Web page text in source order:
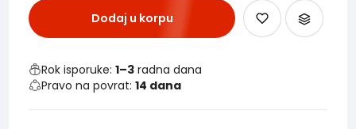
Dodaj u korpu
Rok isporuke:1–3 radna dana
Pravo na povrat:14 dana